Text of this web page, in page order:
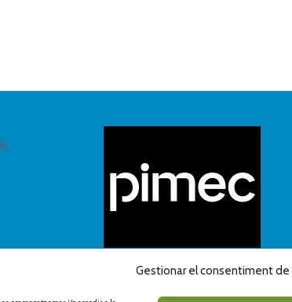
Gestionar el consentiment de